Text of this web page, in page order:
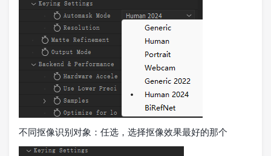
不同抠像识别对象：任选，选择抠像效果最好的那个